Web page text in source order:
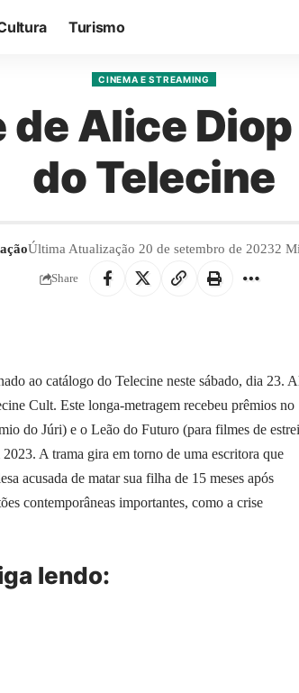
Turismo
CINEMA E STREAMING
de Alice
do Telecine
Última Atualização 20 de setembro de 20232
Share
ao catálogo do Telecine neste sábado, dia 23.
Cult. Este longa-metragem recebeu prêmios no
do Júri) e o Leão do Futuro (para filmes de
A trama gira em torno de uma escritora que
acusada de matar sua filha de 15 meses após
contemporâneas importantes, como a crise
lendo: